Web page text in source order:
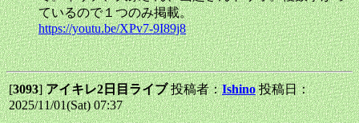
ているので１つのみ掲載。
https://youtu.be/XPv7-9I89j8
[3093]アイキレ2日目ライブ投稿者：Ishino 投稿日：
2025/11/01(Sat) 07:37